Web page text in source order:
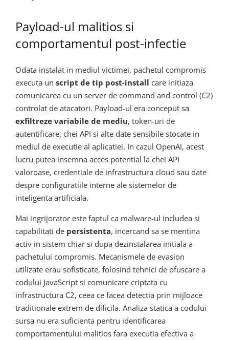
Payload-ul malitios si
comportamentul post-infectie
Odata instalat in mediul victimei, pachetul compromis
executa un script de tip post-install care initiaza
comunicarea cu un server de command and control (C2)
controlat de atacatori. Payload-ul era conceput sa
exfiltreze variabile de mediu, token-uri de
autentificare, chei API si alte date sensibile stocate in
mediul de executie al aplicatiei. In cazul OpenAI, acest
lucru putea insemna acces potential la chei API
valoroase, credentiale de infrastructura cloud sau date
despre configuratiile interne ale sistemelor de
inteligenta artificiala.
Mai ingrijorator este faptul ca malware-ul includea si
capabilitati de persistenta, incercand sa se mentina
activ in sistem chiar si dupa dezinstalarea initiala a
pachetului compromis. Mecanismele de evasion
utilizate erau sofisticate, folosind tehnici de ofuscare a
codului JavaScript si comunicare criptata cu
infrastructura C2, ceea ce facea detectia prin mijloace
traditionale extrem de dificila. Analiza statica a codului
sursa nu era suficienta pentru identificarea
comportamentului malitios fara executia efectiva a